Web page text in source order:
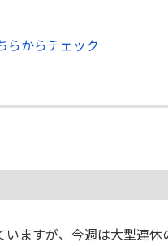
らからチェック
ますが、今週は大型連休